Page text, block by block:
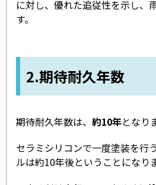
に対し、優れた追従性を示し、
す。
2.期待耐久年数
期待耐久年数は、約10年となり
セラミシリコンで一度塗装を行
ルは約10年後ということになり